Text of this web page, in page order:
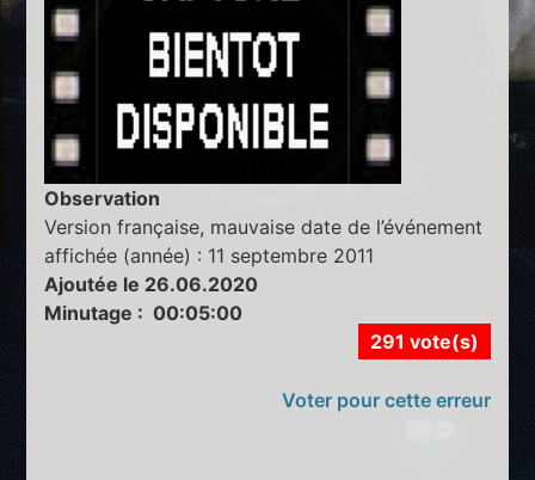
Observation
Version française, mauvaise date de l’événement
affichée (année) : 11 septembre 2011
Ajoutée le 26.06.2020
Minutage : 00:05:00
291 vote(s)
Voter pour cette erreur